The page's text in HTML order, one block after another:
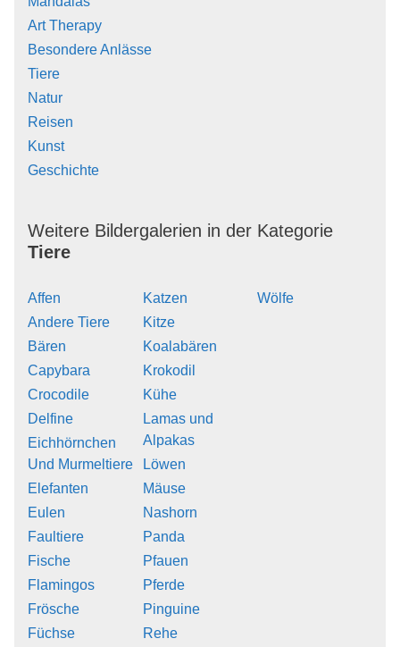
Art Therapy
Besondere Anlässe
Tiere
Natur
Reisen
Kunst
Geschichte
Weitere Bildergalerien in der Kategorie
Tiere
Affen
Andere Tiere
Bären
Capybara
Crocodile
Delfine
Eichhörnchen
Und Murmeltiere
Elefanten
Eulen
Faultiere
Fische
Flamingos
Frösche
Füchse
Katzen
Kitze
Koalabären
Krokodil
Kühe
Lamas und
Alpakas
Löwen
Mäuse
Nashorn
Panda
Pfauen
Pferde
Pinguine
Rehe
Wölfe